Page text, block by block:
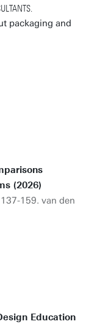
packaging and
(2026)
159. van den
Education